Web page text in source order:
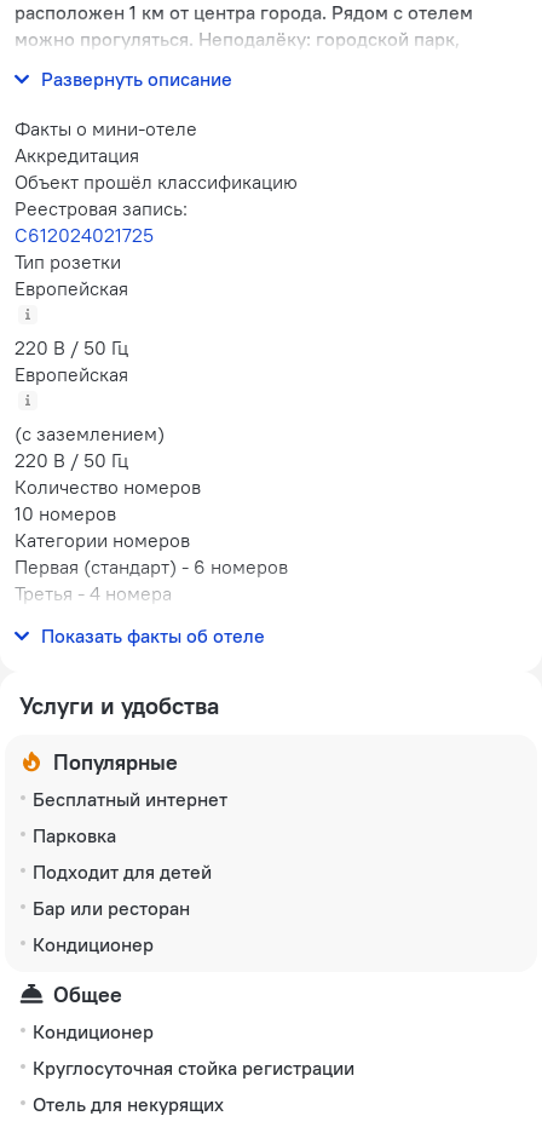
расположен 1 км от центра города. Рядом с отелем
можно прогуляться. Неподалёку: городской парк,
Развернуть описание
Факты о мини-отеле
Аккредитация
Объект прошёл классификацию
Реестровая запись:
С612024021725
Тип розетки
Европейская
220 В / 50 Гц
Европейская
(с заземлением)
220 В / 50 Гц
Количество номеров
10 номеров
Категории номеров
Первая (стандарт) - 6 номеров
Третья - 4 номера
Информация о сертификации
Показать факты об отеле
Услуги и удобства
Популярные
Бесплатный интернет
Парковка
Подходит для детей
Бар или ресторан
Кондиционер
Общее
Кондиционер
Круглосуточная стойка регистрации
Отель для некурящих